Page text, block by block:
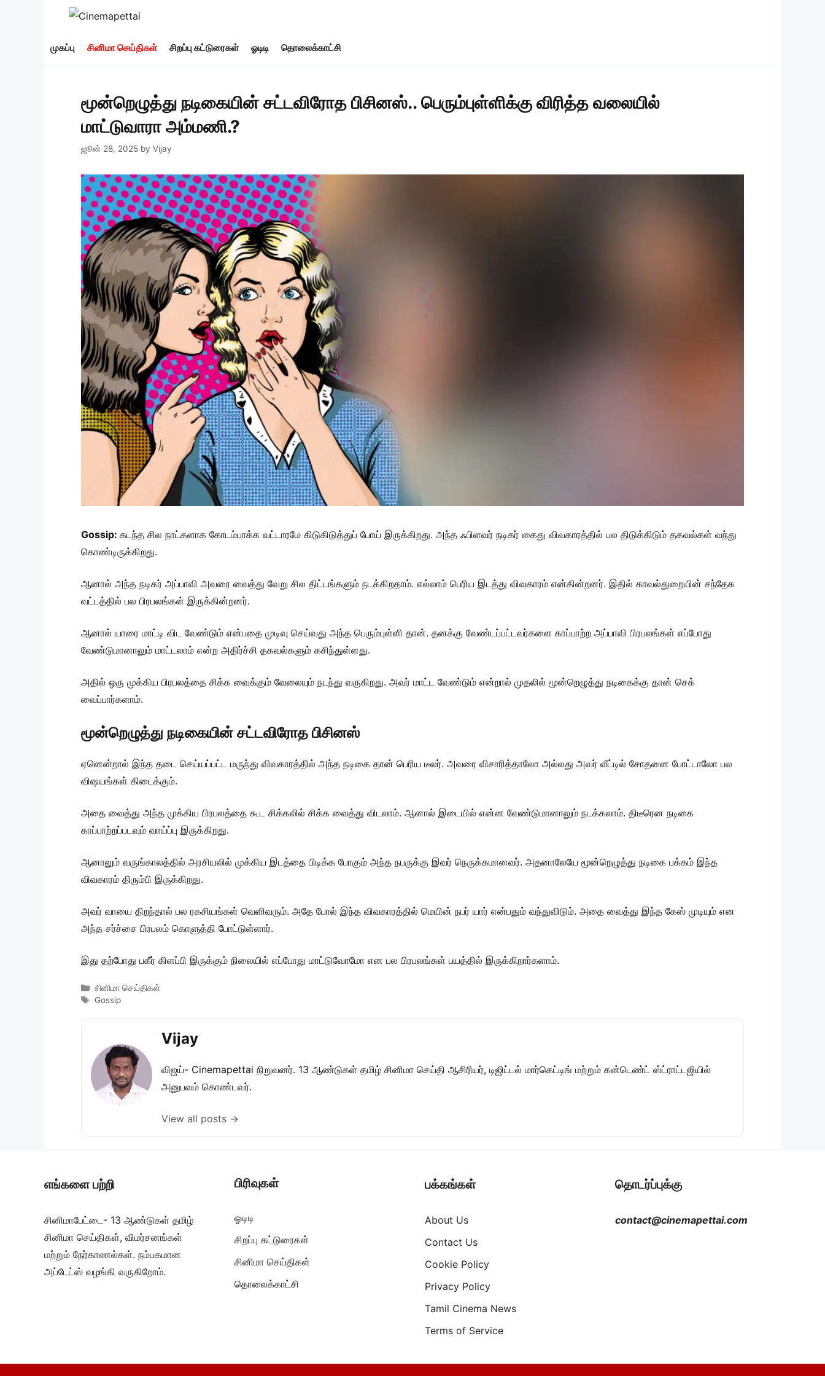
முகப்பு சினிமா செய்திகள் சிறப்பு கட்டுரைகள் ஓடிடி தொலைக்காட்சி
மூன்றெழுத்து நடிகையின் சட்டவிரோத பிசினஸ்.. பெரும்புள்ளிக்கு விரித்த வலையில்
மாட்டுவாரா அம்மணி.?
ஜூன் 28, 2025 by Vijay
Gossip: கடந்த சில நாட்களாக கோடம்பாக்க வட்டாரமே கிடுகிடுத்துப் போய் இருக்கிறது. அந்த ஃபிளவர் நடிகர் கைது விவகாரத்தில் பல திடுக்கிடும் தகவல்கள் வந்து
கொண்டிருக்கிறது.
ஆனால் அந்த நடிகர் அப்பாவி அவரை வைத்து வேறு சில திட்டங்களும் நடக்கிறதாம். எல்லாம் பெரிய இடத்து விவகாரம் என்கின்றனர். இதில் காவல்துறையின் சந்தேக
வட்டத்தில் பல பிரபலங்கள் இருக்கின்றனர்.
ஆனால் யாரை மாட்டி விட வேண்டும் என்பதை முடிவு செய்வது அந்த பெரும்புள்ளி தான். தனக்கு வேண்டப்பட்டவர்களை காப்பாற்ற அப்பாவி பிரபலங்கள் எப்போது
வேண்டுமானாலும் மாட்டலாம் என்ற அதிர்ச்சி தகவல்களும் கசிந்துள்ளது.
அதில் ஒரு முக்கிய பிரபலத்தை சிக்க வைக்கும் வேலையும் நடந்து வருகிறது. அவர் மாட்ட வேண்டும் என்றால் முதலில் மூன்றெழுத்து நடிகைக்கு தான் செக்
வைப்பார்களாம்.
மூன்றெழுத்து நடிகையின் சட்டவிரோத பிசினஸ்
ஏனென்றால் இந்த தடை செய்யப்பட்ட மருந்து விவகாரத்தில் அந்த நடிகை தான் பெரிய டீலர். அவரை விசாரித்தாலோ அல்லது அவர் வீட்டில் சோதனை போட்டாலோ பல
விஷயங்கள் கிடைக்கும்.
அதை வைத்து அந்த முக்கிய பிரபலத்தை கூட சிக்கலில் சிக்க வைத்து விடலாம். ஆனால் இடையில் என்ன வேண்டுமானாலும் நடக்கலாம். திடீரென நடிகை
காப்பாற்றப்படவும் வாய்ப்பு இருக்கிறது.
ஆனாலும் வருங்காலத்தில் அரசியலில் முக்கிய இடத்தை பிடிக்க போகும் அந்த நபருக்கு இவர் நெருக்கமானவர். அதனாலேயே மூன்றெழுத்து நடிகை பக்கம் இந்த
விவகாரம் திரும்பி இருக்கிறது.
அவர் வாயை திறந்தால் பல ரகசியங்கள் வெளிவரும். அதே போல் இந்த விவகாரத்தில் மெயின் நபர் யார் என்பதும் வந்துவிடும். அதை வைத்து இந்த கேஸ் முடியும் என
அந்த சர்ச்சை பிரபலம் கொளுத்தி போட்டுள்ளார்.
இது தற்போது பகீர் கிளப்பி இருக்கும் நிலையில் எப்போது மாட்டுவோமோ என பல பிரபலங்கள் பயத்தில் இருக்கிறார்களாம்.
Categories
சினிமா செய்திகள்
Tags
Gossip
Vijay
விஜய்- Cinemapettai நிறுவனர். 13 ஆண்டுகள் தமிழ் சினிமா செய்தி ஆசிரியர், டிஜிட்டல் மார்கெட்டிங் மற்றும் கன்டெண்ட் ஸ்ட்ராட்டஜியில்
அனுபவம் கொண்டவர்.
View all posts →
எங்களை பற்றி
சினிமாபேட்டை- 13 ஆண்டுகள் தமிழ்
சினிமா செய்திகள், விமர்சனங்கள்
மற்றும் நேர்காணல்கள். நம்பகமான
அப்டேட்ஸ் வழங்கி வருகிறோம்.
பிரிவுகள்
ஓடிடி
சிறப்பு கட்டுரைகள்
சினிமா செய்திகள்
தொலைக்காட்சி
பக்கங்கள்
About Us
Contact Us
Cookie Policy
Privacy Policy
Tamil Cinema News
Terms of Service
தொடர்ப்புக்கு
contact@cinemapettai.com